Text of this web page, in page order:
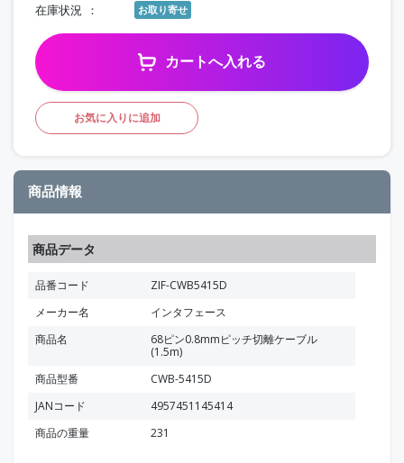
在庫状況 お取り寄せ
カートへ入れる
お気に入りに追加
商品情報
商品データ
品番コード
ZIF-CWB5415D
メーカー名
インタフェース
商品名
68ピン0.8mmピッチ切離ケーブル
(1.5m)
商品型番
CWB-5415D
JANコード
4957451145414
商品の重量
231